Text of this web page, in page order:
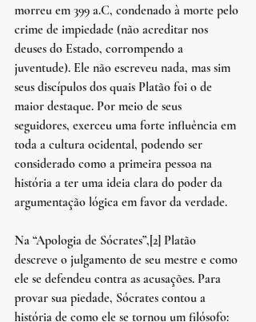
morreu em 399 a.C, condenado à morte pelo
crime de impiedade (não acreditar nos
deuses do Estado, corrompendo a
juventude). Ele não escreveu nada, mas sim
seus discípulos dos quais Platão foi o de
maior destaque. Por meio de seus
seguidores, exerceu uma forte influência em
toda a cultura ocidental, podendo ser
considerado como a primeira pessoa na
história a ter uma ideia clara do poder da
argumentação lógica em favor da verdade.
Na “Apologia de Sócrates”,[2] Platão
descreve o julgamento de seu mestre e como
ele se defendeu contra as acusações. Para
provar sua piedade, Sócrates contou a
história de como ele se tornou um filósofo: